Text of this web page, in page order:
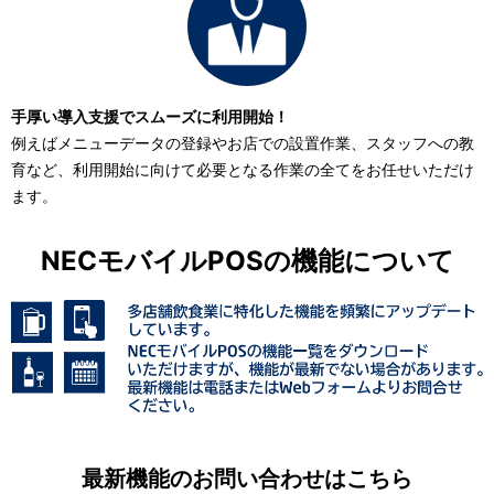
手厚い導入支援でスムーズに利用開始！
例えばメニューデータの登録やお店での設置作業、スタッフへの教
育など、利用開始に向けて必要となる作業の全てをお任せいただけ
ます。
NECモバイルPOSの機能について
最新機能のお問い合わせはこちら